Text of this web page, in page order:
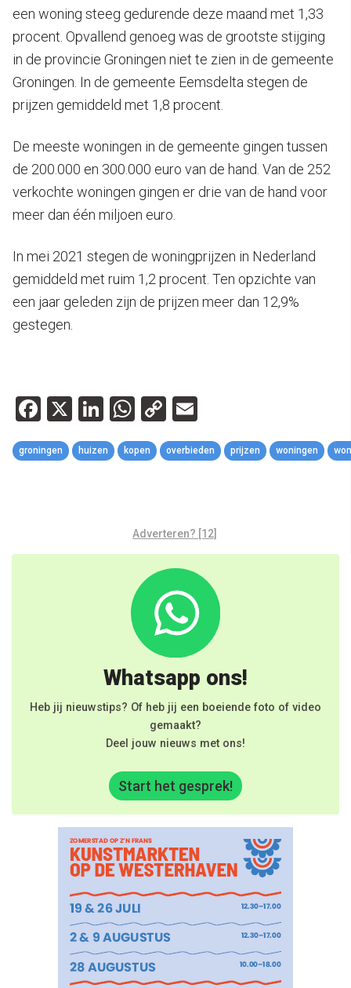
een woning steeg gedurende deze maand met 1,33
procent. Opvallend genoeg was de grootste stijging
in de provincie Groningen niet te zien in de gemeente
Groningen. In de gemeente Eemsdelta stegen de
prijzen gemiddeld met 1,8 procent.
De meeste woningen in de gemeente gingen tussen
de 200.000 en 300.000 euro van de hand. Van de 252
verkochte woningen gingen er drie van de hand voor
meer dan één miljoen euro.
In mei 2021 stegen de woningprijzen in Nederland
gemiddeld met ruim 1,2 procent. Ten opzichte van
een jaar geleden zijn de prijzen meer dan 12,9%
gestegen.
Facebook
X LinkedIn
WhatsApp
Copy
Link
groningen huizen kopen overbieden prijzen woningen
Adverteren? [12]
Whatsapp ons!
Heb jij nieuwstips? Of heb jij een boeiende foto of video
gemaakt?
Deel jouw nieuws met ons!
Start het gesprek!